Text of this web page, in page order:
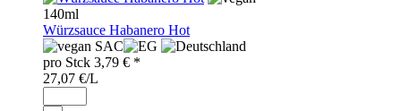
140ml
Würzsauce Habanero Hot
SAC
pro Stck 3,79 € *
27,07 €/L